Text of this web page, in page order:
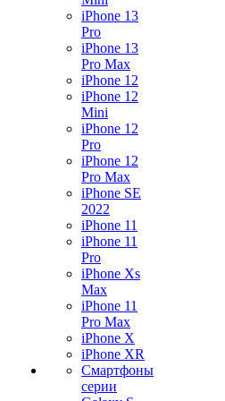
iPhone 13
Pro
iPhone 13
Pro Max
iPhone 12
iPhone 12
Mini
iPhone 12
Pro
iPhone 12
Pro Max
iPhone SE
2022
iPhone 11
iPhone 11
Pro
iPhone Xs
Max
iPhone 11
Pro Max
iPhone X
iPhone XR
Смартфоны
серии